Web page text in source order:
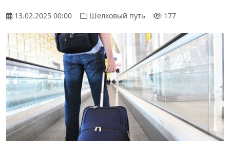
13.02.2025 00:00 Шелковый путь 177